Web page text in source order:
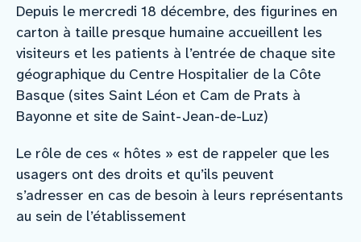
Depuis le mercredi 18 décembre, des figurines en
carton à taille presque humaine accueillent les
visiteurs et les patients à l’entrée de chaque site
géographique du Centre Hospitalier de la Côte
Basque (sites Saint Léon et Cam de Prats à
Bayonne et site de Saint-Jean-de-Luz)
Le rôle de ces « hôtes » est de rappeler que les
usagers ont des droits et qu’ils peuvent
s’adresser en cas de besoin à leurs représentants
au sein de l’établissement